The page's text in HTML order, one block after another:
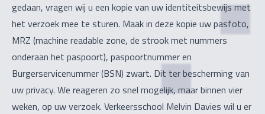
gedaan, vragen wij u een kopie van uw identiteitsbewijs met
het verzoek mee te sturen. Maak in deze kopie uw pasfoto,
MRZ (machine readable zone, de strook met nummers
onderaan het paspoort), paspoortnummer en
Burgerservicenummer (BSN) zwart. Dit ter bescherming van
uw privacy. We reageren zo snel mogelijk, maar binnen vier
weken, op uw verzoek. Verkeersschool Melvin Davies wil u er